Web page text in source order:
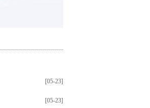
[05-23]
[05-23]